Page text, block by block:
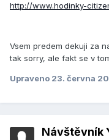
http://www.hodinky-
Vsem predem dekuji za
tak sorry, ale fakt se v
Upraveno 23. června
Návštěvník